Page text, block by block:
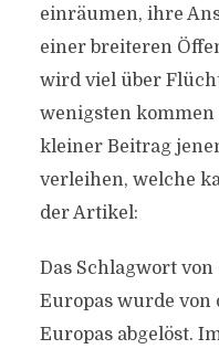
einräumen, ihre
einer breiteren
wird viel über
wenigsten kommen
kleiner Beitrag
verleihen, welche
der Artikel:
Das Schlagwort
Europas wurde
Europas abgelöst.